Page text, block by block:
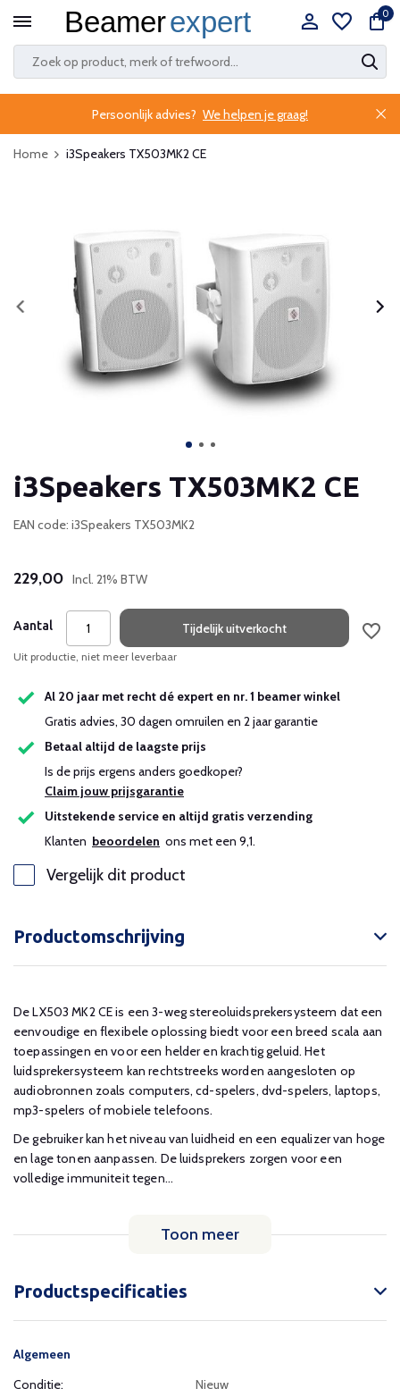
0
Persoonlijk advies? We helpen je graag!
Home i3Speakers TX503MK2 CE
i3Speakers TX503MK2 CE
EAN code: i3Speakers TX503MK2
229,00 Incl. 21% BTW
Aantal Tijdelijk uitverkocht
Uit productie, niet meer leverbaar
Al 20 jaar met recht dé expert en nr. 1 beamer winkel
Gratis advies, 30 dagen omruilen en 2 jaar garantie
Betaal altijd de laagste prijs
Is de prijs ergens anders goedkoper?
Claim jouw prijsgarantie
Uitstekende service en altijd gratis verzending
Klanten beoordelen ons met een 9,1.
Vergelijk dit product
Productomschrijving
De LX503 MK2 CE is een 3-weg stereoluidsprekersysteem dat een
eenvoudige en flexibele oplossing biedt voor een breed scala aan
toepassingen en voor een helder en krachtig geluid. Het
luidsprekersysteem kan rechtstreeks worden aangesloten op
audiobronnen zoals computers, cd-spelers, dvd-spelers, laptops,
mp3-spelers of mobiele telefoons.
De gebruiker kan het niveau van luidheid en een equalizer van hoge
en lage tonen aanpassen. De luidsprekers zorgen voor een
volledige immuniteit tegen...
Toon meer
Productspecificaties
Algemeen
Conditie:
Nieuw